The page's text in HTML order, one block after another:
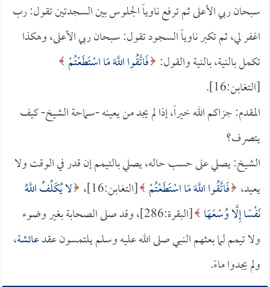
سبحان ربي الأعلى ثم ترفع ناوياً الجلوس بين السجدتين تقول: رب
اغفر لي، ثم تكبر ناوياً السجود تقول: سبحان ربي الأعلى، وهكذا
تكمل بالنية، بالنية والقول: فَاتَّقُوا اللَّهَ مَا اسْتَطَعْتُمْ
[التغابن:16].
المقدم: جزاكم الله خيراً، إذا لم يجد من يعينه -سماحة الشيخ- كيف
يتصرف؟
الشيخ: يصلي على حسب حاله، يصلي بالتيمم إن قدر في الوقت ولا
يعيد، فَاتَّقُوا اللَّهَ مَا اسْتَطَعْتُمْ [التغابن:16]،
لا يُكَلِّفُ اللَّهُ
نَفْسًا إِلَّا وُسْعَهَا
[البقرة:286]، وقد صلى الصحابة بغير وضوء
ولا تيمم لما بعثهم النبي صلى الله عليه وسلم يلتمسون عقدعائشة،
ولم يجدوا ماءً.